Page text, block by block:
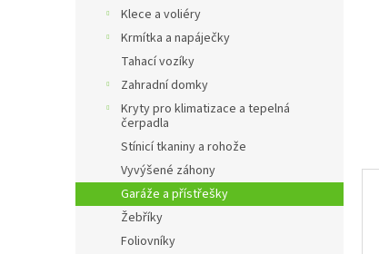
Klece a voliéry
Krmítka a napáječky
Tahací vozíky
Zahradní domky
Kryty pro klimatizace a tepelná
čerpadla
Stínicí tkaniny a rohože
Vyvýšené záhony
Garáže a přístřešky
Žebříky
Foliovníky